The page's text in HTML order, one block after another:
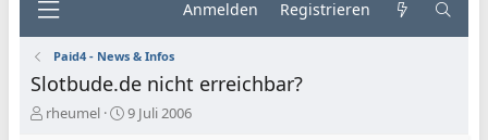
Anmelden Registrieren
Paid4 - News & Infos
Slotbude.de nicht erreichbar?
Erheumel
E
9 Juli 2006